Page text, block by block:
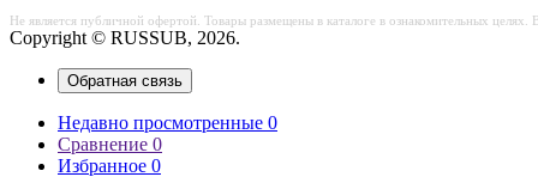
Не является публичной офертой. Товары размещены в каталоге в ознакомительных
Copyright © RUSSUB, 2026.
Обратная связь
Недавно просмотренные 0
Сравнение 0
Избранное 0